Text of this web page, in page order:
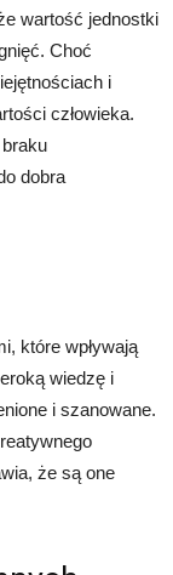
wartość jednostki
Choć
i
człowieka.
dobra
które wpływają
wiedzę i
i szanowane.
że są one